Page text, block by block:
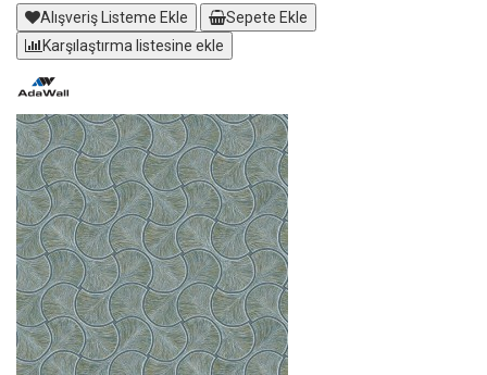
Alışveriş Listeme Ekle
Sepete Ekle
Karşılaştırma listesine ekle